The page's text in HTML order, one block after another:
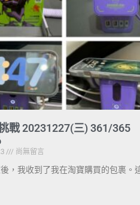
戰 20231227(三) 361/365
尚無留言
，我收到了我在淘寶購買的包裹。